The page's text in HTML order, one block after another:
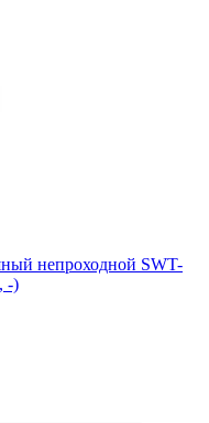
непроходной SWT-
-)